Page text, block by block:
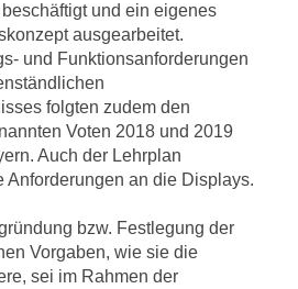
und ein eigenes
ausgearbeitet.
und Funktionsanforderungen
folgten zudem den
Voten 2018 und 2019
Auch der Lehrplan
Anforderungen an die Displays.
bzw. Festlegung der
Vorgaben, wie sie die
sei im Rahmen der